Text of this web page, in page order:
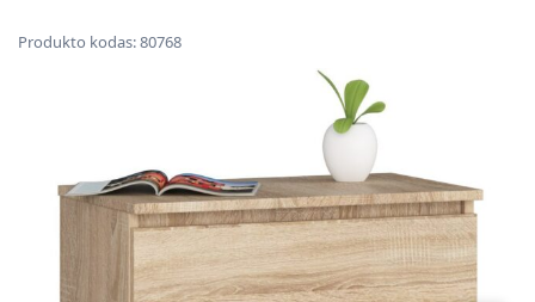
Produkto kodas:80768